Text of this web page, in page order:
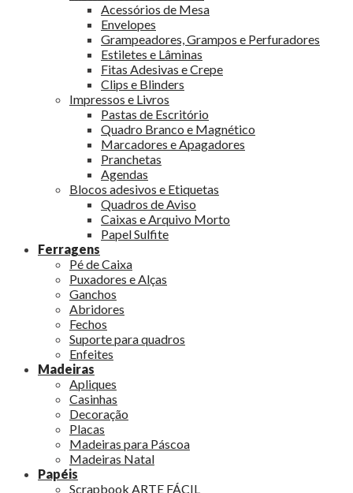
Acessórios de Mesa
Envelopes
Grampeadores, Grampos e Perfuradores
Estiletes e Lâminas
Fitas Adesivas e Crepe
Clips e Blinders
Impressos e Livros
Pastas de Escritório
Quadro Branco e Magnético
Marcadores e Apagadores
Pranchetas
Agendas
Blocos adesivos e Etiquetas
Quadros de Aviso
Caixas e Arquivo Morto
Papel Sulfite
Ferragens
Pé de Caixa
Puxadores e Alças
Ganchos
Abridores
Fechos
Suporte para quadros
Enfeites
Madeiras
Apliques
Casinhas
Decoração
Placas
Madeiras para Páscoa
Madeiras Natal
Papéis
Scrapbook ARTE FÁCIL